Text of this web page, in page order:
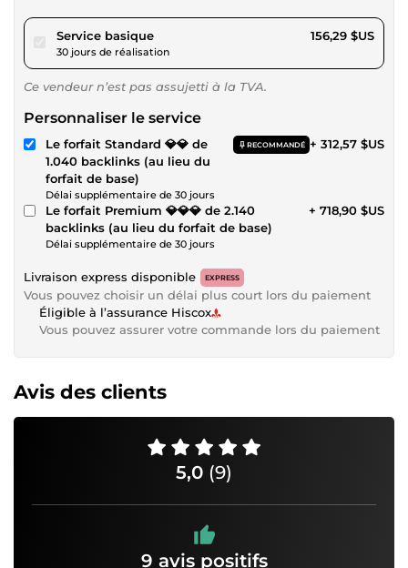
Service basiquepour 144,04 $US
30 jours de réalisation
156,29 $US
Ce vendeur n’est pas assujetti à la TVA.
Personnaliser le service
Le forfait Standard 💎💎 de
1.040 backlinks (au lieu du
forfait de base)
RECOMMANDÉ
Délai supplémentaire de 30 jours
+ 312,57 $US
Le forfait Premium 💎💎💎 de 2.140
backlinks (au lieu du forfait de base)
Délai supplémentaire de 30 jours
+ 718,90 $US
Livraison express disponible EXPRESS
Vous pouvez choisir un délai plus court lors du paiement
Éligible à l’assurance Hiscox
Vous pouvez assurer votre commande lors du paiement
Avis des clients
5,0 (9)
9 avis positifs